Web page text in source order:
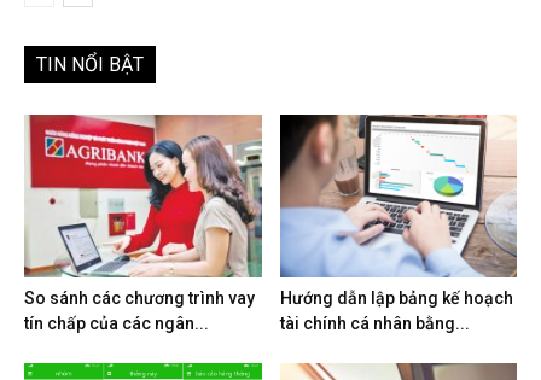
TIN NỔI BẬT
So sánh các chương trình vay
tín chấp của các ngân...
Hướng dẫn lập bảng kế hoạch
tài chính cá nhân bằng...